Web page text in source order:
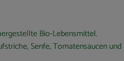
Bio-Lebensmittel.
Senfe, Tomatensaucen